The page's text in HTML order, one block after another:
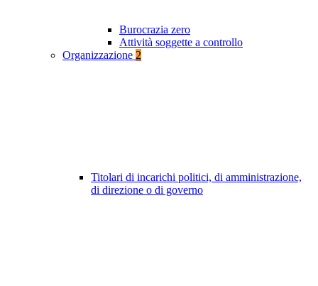
Burocrazia zero
Attività soggette a controllo
Organizzazione 2
Titolari di incarichi politici, di amministrazione,
di direzione o di governo